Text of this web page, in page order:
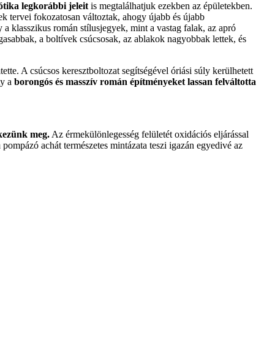
legkorábbi jeleit is megtalálhatjuk ezekben az épületekben.
tervei fokozatosan változtak, ahogy újabb és újabb
klasszikus román stílusjegyek, mint a vastag falak, az apró
a boltívek csúcsosak, az ablakok nagyobbak lettek, és
A csúcsos keresztboltozat segítségével óriási súly kerülhetett
aborongós és masszív román építményeket lassan felváltotta
meg. Az érmekülönlegesség felületét oxidációs eljárással
achát természetes mintázata teszi igazán egyedivé az